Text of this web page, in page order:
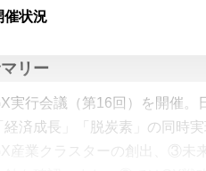
催状況
リー
実行会議（第16回）を開催。
経済成長」「脱炭素」の同時
産業クラスターの創出、③未